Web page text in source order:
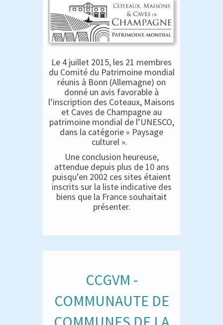
Le 4 juillet 2015, les 21 membres
du Comité du Patrimoine mondial
réunis à Bonn (Allemagne) on
donné un avis favorable à
l’inscription des Coteaux, Maisons
et Caves de Champagne au
patrimoine mondial de l’UNESCO,
dans la catégorie « Paysage
culturel ».
Une conclusion heureuse,
attendue depuis plus de 10 ans
puisqu’en 2002 ces sites étaient
inscrits sur la liste indicative des
biens que la France souhaitait
présenter.
CCGVM -
COMMUNAUTE DE